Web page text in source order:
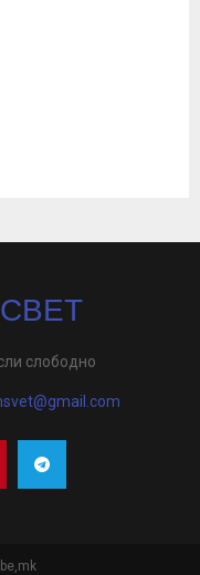
слободно